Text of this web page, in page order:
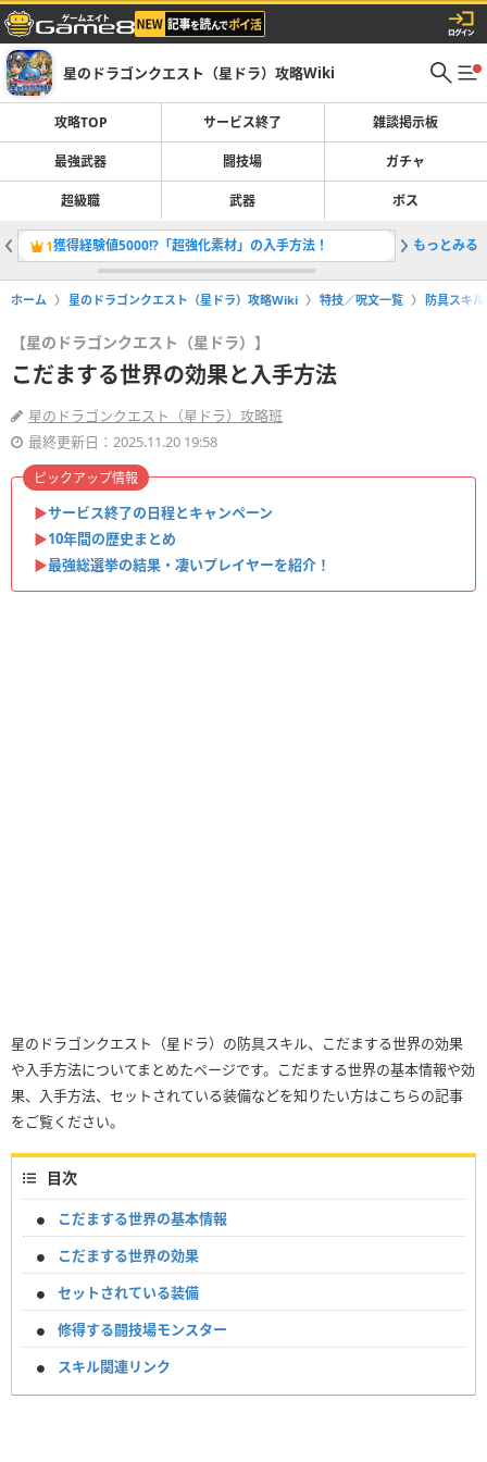
星のドラゴンクエスト（星ドラ）攻略Wiki
攻略TOP サービス終了 雑談掲示板
最強武器 闘技場 ガチャ
超級職 武器 ボス
1獲得経験値5000!?「超強化素材」の入手方法！ 2「ザバ
もっとみる
ホーム 星のドラゴンクエスト（星ドラ）攻略Wiki 特技／呪文一覧 防具スキル
【星のドラゴンクエスト（星ドラ）】
こだまする世界の効果と入手方法
星のドラゴンクエスト（星ドラ）攻略班
最終更新日：2025.11.20 19:58
▶︎サービス終了の日程とキャンペーン
▶︎10年間の歴史まとめ
▶︎最強総選挙の結果・凄いプレイヤーを紹介！
ピックアップ情報
星のドラゴンクエスト（星ドラ）の防具スキル、こだまする世界の効果
や入手方法についてまとめたページです。こだまする世界の基本情報や効
果、入手方法、セットされている装備などを知りたい方はこちらの記事
をご覧ください。
目次
こだまする世界の基本情報
こだまする世界の効果
セットされている装備
修得する闘技場モンスター
スキル関連リンク